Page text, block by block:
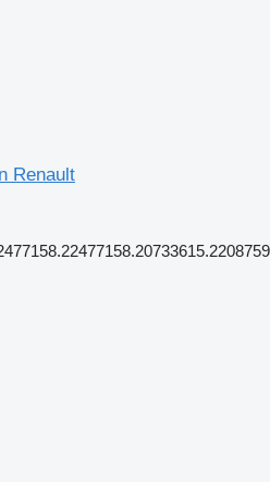
Renault